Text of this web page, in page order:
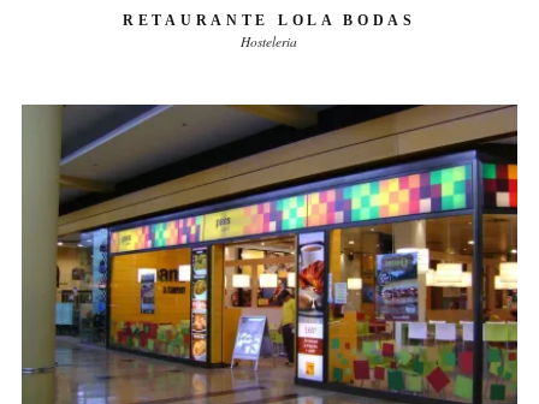
RETAURANTE LOLA BODAS
Hosteleria